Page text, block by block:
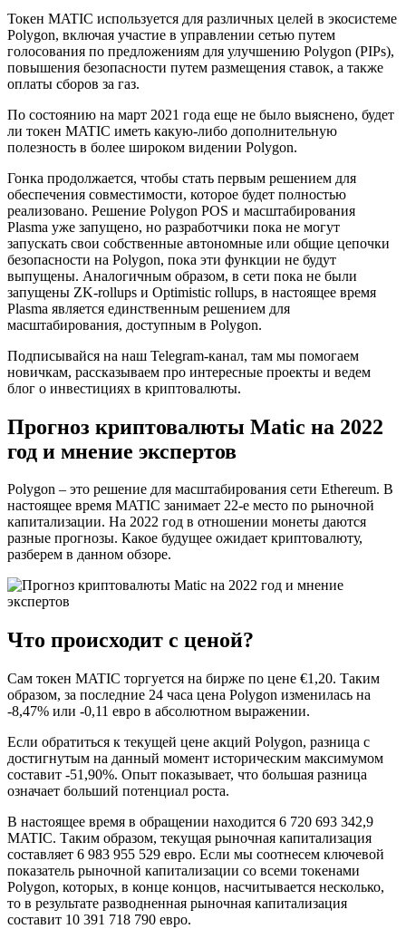
Токен MATIC используется для различных целей в экосистеме
Polygon, включая участие в управлении сетью путем
голосования по предложениям для улучшению Polygon (PIPs),
повышения безопасности путем размещения ставок, а также
оплаты сборов за газ.
По состоянию на март 2021 года еще не было выяснено, будет
ли токен MATIC иметь какую-либо дополнительную
полезность в более широком видении Polygon.
Гонка продолжается, чтобы стать первым решением для
обеспечения совместимости, которое будет полностью
реализовано. Решение Polygon POS и масштабирования
Plasma уже запущено, но разработчики пока не могут
запускать свои собственные автономные или общие цепочки
безопасности на Polygon, пока эти функции не будут
выпущены. Аналогичным образом, в сети пока не были
запущены ZK-rollups и Optimistic rollups, в настоящее время
Plasma является единственным решением для
масштабирования, доступным в Polygon.
Подписывайся на наш Telegram-канал, там мы помогаем
новичкам, рассказываем про интересные проекты и ведем
блог о инвестициях в криптовалюты.
Прогноз криптовалюты Matic на 2022
год и мнение экспертов
Polygon – это решение для масштабирования сети Ethereum. В
настоящее время MATIC занимает 22-е место по рыночной
капитализации. На 2022 год в отношении монеты даются
разные прогнозы. Какое будущее ожидает криптовалюту,
разберем в данном обзоре.
Что происходит с ценой?
Сам токен MATIC торгуется на бирже по цене €1,20. Таким
образом, за последние 24 часа цена Polygon изменилась на
-8,47% или -0,11 евро в абсолютном выражении.
Если обратиться к текущей цене акций Polygon, разница с
достигнутым на данный момент историческим максимумом
составит -51,90%. Опыт показывает, что большая разница
означает больший потенциал роста.
В настоящее время в обращении находится 6 720 693 342,9
MATIC. Таким образом, текущая рыночная капитализация
составляет 6 983 955 529 евро. Если мы соотнесем ключевой
показатель рыночной капитализации со всеми токенами
Polygon, которых, в конце концов, насчитывается несколько,
то в результате разводненная рыночная капитализация
составит 10 391 718 790 евро.